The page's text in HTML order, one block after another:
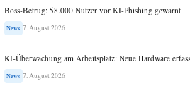
Boss-Betrug: 58.000 Nutzer vor KI-Phishing gewarnt
News 7. August 2026
KI-Überwachung am Arbeitsplatz: Neue Hardware
News 7. August 2026